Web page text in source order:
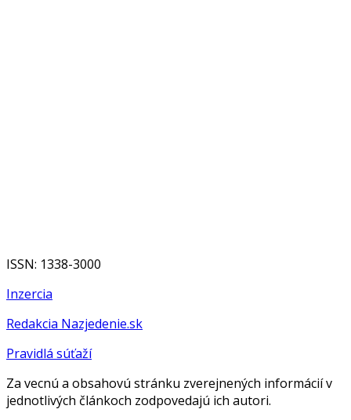
ISSN: 1338-3000
Inzercia
Redakcia Nazjedenie.sk
Pravidlá súťaží
Za vecnú a obsahovú stránku zverejnených informácií v
jednotlivých článkoch zodpovedajú ich autori.